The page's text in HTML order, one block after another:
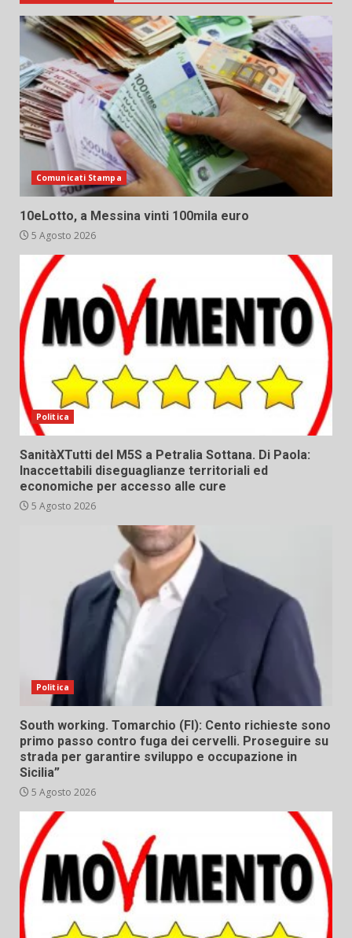
Comunicati Stampa
10eLotto, a Messina vinti 100mila euro
5 Agosto 2026
Politica
SanitàXTutti del M5S a Petralia Sottana. Di Paola:
Inaccettabili diseguaglianze territoriali ed
economiche per accesso alle cure
5 Agosto 2026
Politica
South working. Tomarchio (FI): Cento richieste sono
primo passo contro fuga dei cervelli. Proseguire su
strada per garantire sviluppo e occupazione in
Sicilia”
5 Agosto 2026